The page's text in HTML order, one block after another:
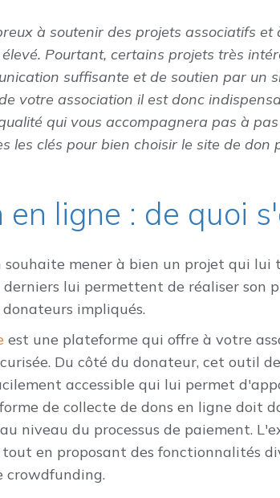
à soutenir des projets associatifs et
Pourtant, certains projets très
suffisante et de soutien par un
votre association il est donc
qui vous accompagnera pas à
les clés pour bien choisir le site de don
en ligne : de quoi
souhaite mener à bien un projet qui
derniers lui permettent de réaliser son
impliqués.
est une plateforme qui offre à votre
Du côté du donateur, cet outil
accessible qui lui permet
de collecte de dons en ligne doit
niveau du processus de paiement.
en proposant des fonctionnalités
crowdfunding.